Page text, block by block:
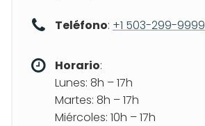
Teléfono: +1 503-299-9999
Horario:
Lunes: 8h – 17h
Martes: 8h – 17h
Miércoles: 10h – 17h